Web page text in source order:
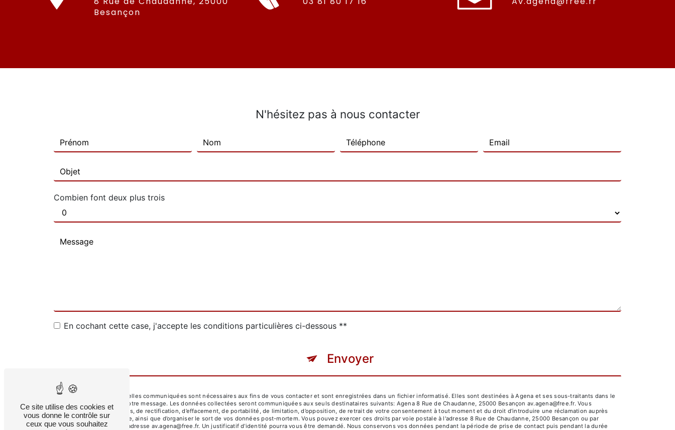
Besançon
N'hésitez pas à nous contacter
Combien font deux plus trois
En cochant cette case, j'accepte les conditions particulières ci-dessous **
Envoyer
** Les données personnelles communiquées sont nécessaires aux fins de vous contacter et sont enregistrées dans un fichier informatisé. Elles sont destinées à Agena et ses sous-traitants dans le
seul but de répondre à votre message. Les données collectées seront communiquées aux seuls destinataires suivants: Agena 8 Rue de Chaudanne, 25000 Besançon av.agena@free.fr. Vous
disposez de droits d’accès, de rectification, d’effacement, de portabilité, de limitation, d’opposition, de retrait de votre consentement à tout moment et du droit d’introduire une réclamation auprès
d’une autorité de contrôle, ainsi que d’organiser le sort de vos données post-mortem. Vous pouvez exercer ces droits par voie postale à l'adresse 8 Rue de Chaudanne, 25000 Besançon ou par
courrier électronique à l'adresse av.agena@free.fr. Un justificatif d'identité pourra vous être demandé. Nous conservons vos données pendant la période de prise de contact puis pendant la durée
Ce site utilise des cookies et
vous donne le contrôle sur
ceux que vous souhaitez